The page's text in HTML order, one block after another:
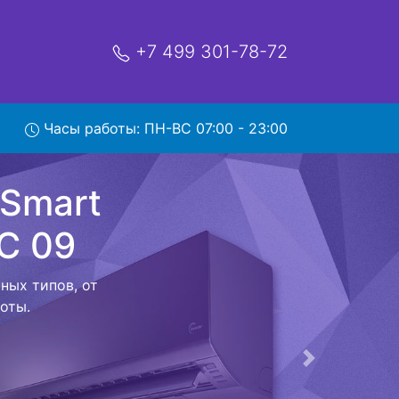
+7 499 301-78-72
Часы работы: ПН-ВС 07:00 - 23:00
которая
в
с
в сервисный
к работе
Следующая